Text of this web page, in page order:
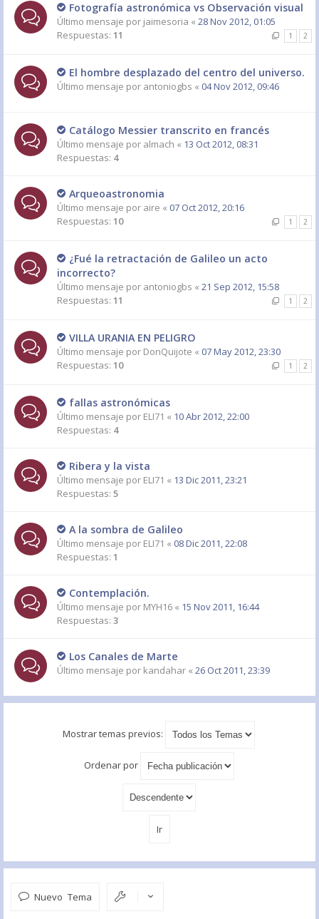
Fotografía astronómica vs Observación visual
Último mensaje por jaimesoria « 28 Nov 2012, 01:05
Respuestas: 11 1 2
El hombre desplazado del centro del universo.
Último mensaje por antoniogbs « 04 Nov 2012, 09:46
Catálogo Messier transcrito en francés
Último mensaje por almach « 13 Oct 2012, 08:31
Respuestas: 4
Arqueoastronomia
Último mensaje por aire « 07 Oct 2012, 20:16
Respuestas: 10 1 2
¿Fué la retractación de Galileo un acto
incorrecto?
Último mensaje por antoniogbs « 21 Sep 2012, 15:58
Respuestas: 11 1 2
VILLA URANIA EN PELIGRO
Último mensaje por DonQuijote « 07 May 2012, 23:30
Respuestas: 10 1 2
fallas astronómicas
Último mensaje por ELI71 « 10 Abr 2012, 22:00
Respuestas: 4
Ribera y la vista
Último mensaje por ELI71 « 13 Dic 2011, 23:21
Respuestas: 5
A la sombra de Galileo
Último mensaje por ELI71 « 08 Dic 2011, 22:08
Respuestas: 1
Contemplación.
Último mensaje por MYH16 « 15 Nov 2011, 16:44
Respuestas: 3
Los Canales de Marte
Último mensaje por kandahar « 26 Oct 2011, 23:39
Mostrar temas previos:
Ordenar por
Nuevo Tema